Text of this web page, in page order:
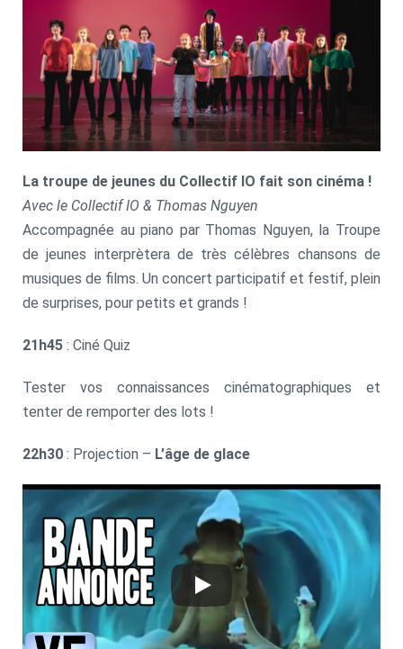
La troupe de jeunes du Collectif IO fait son cinéma !
Avec le Collectif IO & Thomas Nguyen
Accompagnée au piano par Thomas Nguyen, la Troupe
de jeunes interprètera de très célèbres chansons de
musiques de films. Un concert participatif et festif, plein
de surprises, pour petits et grands !
21h45 : Ciné Quiz
Tester vos connaissances cinématographiques et
tenter de remporter des lots !
22h30 : Projection – L’âge de glace